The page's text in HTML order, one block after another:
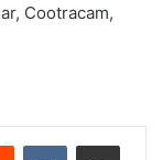
Cootracam,
Reddit VK Compartilhar via e-mail